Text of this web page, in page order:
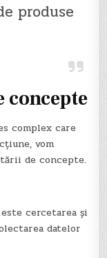
produse
concepte
complex care
vom
de concepte.
cercetarea și
datelor